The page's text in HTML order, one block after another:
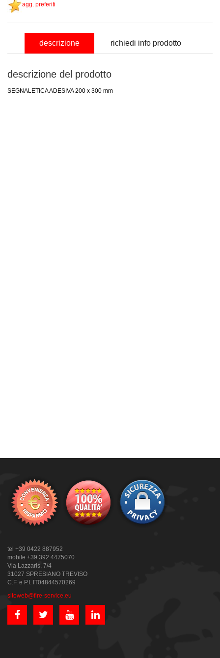
agg. preferiti
descrizione richiedi info prodotto
descrizione del prodotto
SEGNALETICA ADESIVA 200 x 300 mm
tel +39 0422 887952
mobile +39 392 4475070
Via Lazzaris, 7/4
31027 SPRESIANO TREVISO
C.F. e P.I. IT04844570269
sitoweb@fire-service.eu